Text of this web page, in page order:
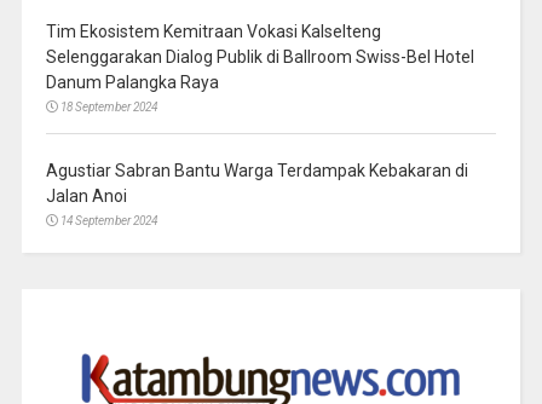
Tim Ekosistem Kemitraan Vokasi Kalselteng
Selenggarakan Dialog Publik di Ballroom Swiss-Bel Hotel
Danum Palangka Raya
18 September 2024
Agustiar Sabran Bantu Warga Terdampak Kebakaran di
Jalan Anoi
14 September 2024